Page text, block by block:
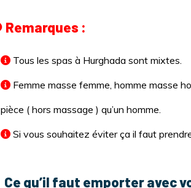
Remarques :
Tous les spas à Hurghada sont mixtes.
Femme masse femme, homme masse
pièce ( hors massage ) qu’un homme.
Si vous souhaitez éviter ça il faut
Ce qu’il faut emporter avec